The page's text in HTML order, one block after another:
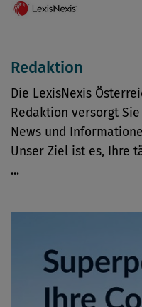
Redaktion
Die LexisNexis
Redaktion versorgt
News und
Unser Ziel ist es, Ihre
...